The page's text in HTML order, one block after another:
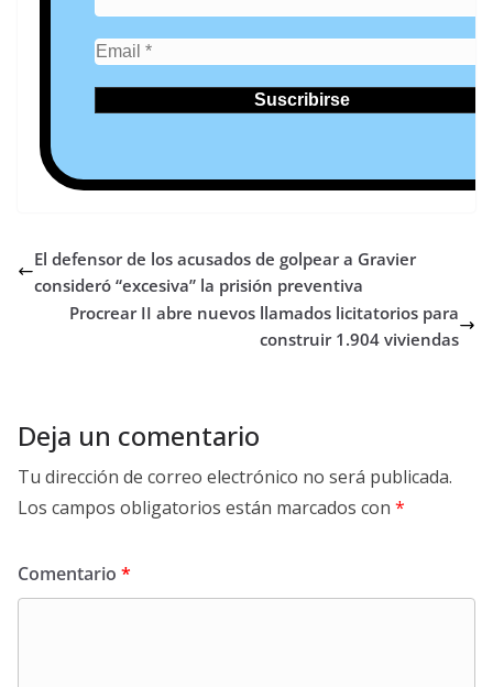
El defensor de los acusados de golpear a Gravier
consideró “excesiva” la prisión preventiva
Procrear II abre nuevos llamados licitatorios para
construir 1.904 viviendas
Deja un comentario
Tu dirección de correo electrónico no será publicada.
Los campos obligatorios están marcados con *
Comentario *